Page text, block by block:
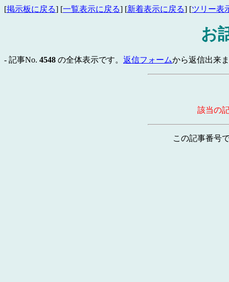
[掲示板に戻る] [一覧表示に戻る] [新着表示に戻る] [ツリー表
お
- 記事No. 4548 の全体表示です。 返信フォームから返信出来
該当の
この記事番号